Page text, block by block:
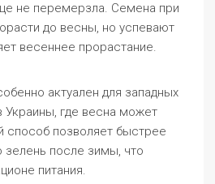
не перемерзла. Семена при
до весны, но успевают
весеннее прорастание.
актуален для западных
Украины, где весна может
способ позволяет быстрее
зелень после зимы, что
питания.